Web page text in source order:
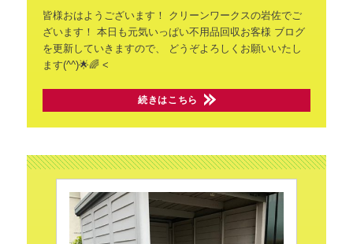
皆様おはようございます！
クリーンワークスの岩佐でご
ざいます！ 本日も元気いっぱい不用品回収お客様 ブログ
を更新していきますので、
どうぞよろしくお願いいたし
ます(^^)🌟🌈 <
続きはこちら